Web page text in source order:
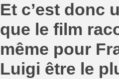
Et c’est donc
que le film
même pour
Luigi être le